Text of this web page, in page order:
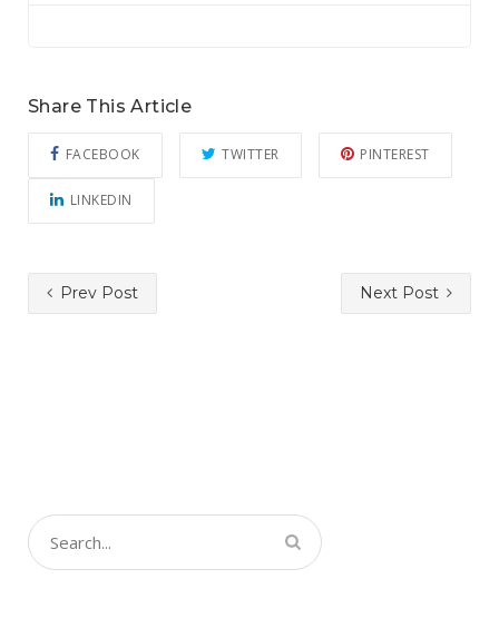
Share This Article
FACEBOOK TWITTER PINTEREST
LINKEDIN
Prev Post Next Post